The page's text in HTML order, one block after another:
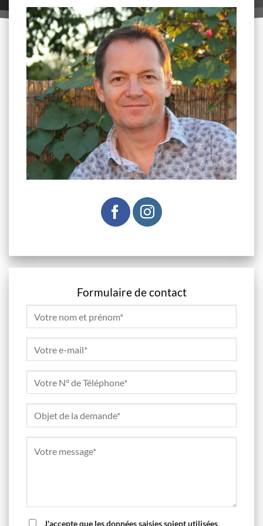
Formulaire de contact
J'accepte que les données saisies soient utilisées